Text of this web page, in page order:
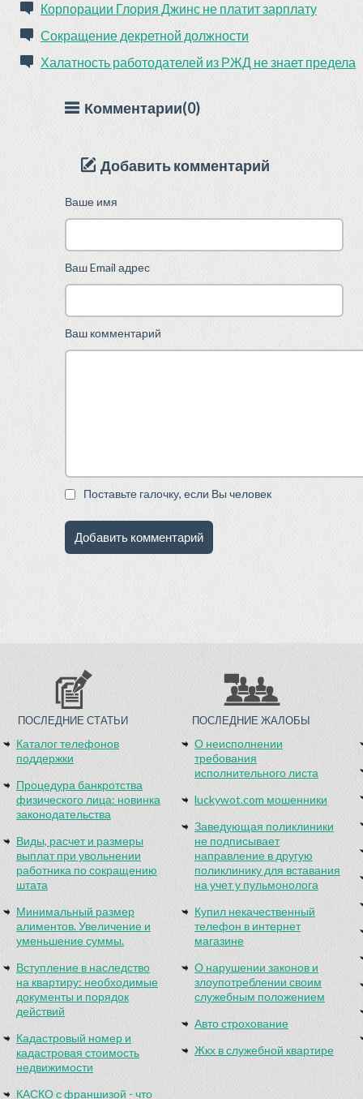
Корпорации Глория Джинс не платит зарплату
Сокращение декретной должности
Халатность работодателей из РЖД не знает предела
Комментарии(0)
Добавить комментарий
Ваше имя
Ваш Email адрес
Ваш комментарий
Поставьте галочку, если Вы человек
ПОСЛЕДНИЕ СТАТЬИ
Каталог телефонов
поддержки
Процедура банкротства
физического лица: новинка
законодательства
Виды, расчет и размеры
выплат при увольнении
работника по сокращению
штата
Минимальный размер
алиментов. Увеличение и
уменьшение суммы.
Вступление в наследство
на квартиру: необходимые
документы и порядок
действий
Кадастровый номер и
кадастровая стоимость
недвижимости
КАСКО с франшизой - что
ПОСЛЕДНИЕ ЖАЛОБЫ
О неисполнении
требования
исполнительного листа
luckywot.com мошенники
Заведующая поликлиники
не подписывает
направление в другую
поликлинику для вставания
на учет у пульмонолога
Купил некачественный
телефон в интернет
магазине
О нарушении законов и
злоупотреблении своим
служебным положением
Авто строхование
Жкх в служебной квартире